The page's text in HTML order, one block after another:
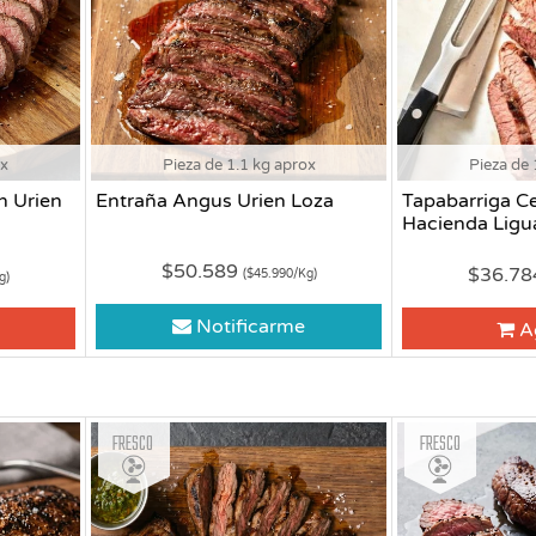
Urien
Pieza de 1.1 kg aprox
Entraña Angus Urien Loza
$50.589 ($45.990/Kg)
Notificarme
Pieza de
Tapabarriga
Hacienda
Fresco Fresco